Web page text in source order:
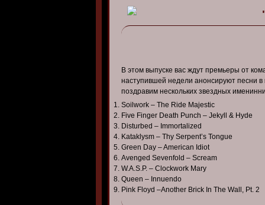
В этом выпуске вас ждут премьеры от
наступившей недели анонсируют песни
поздравим нескольких звездных
Soilwork – The Ride Majestic
Five Finger Death Punch – Jekyll & Hyde
Disturbed – Immortalized
Kataklysm – Thy Serpent’s Tongue
Green Day – American Idiot
Avenged Sevenfold – Scream
W.A.S.P. – Clockwork Mary
Queen – Innuendo
Pink Floyd –Another Brick In The Wall, Pt. 2